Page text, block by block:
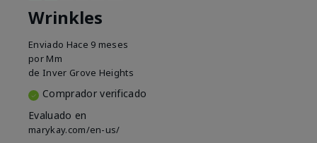
Wrinkles
Enviado Hace 9 meses
por Mm
de Inver Grove Heights
Comprador verificado
Evaluado en
marykay.com/en-us/